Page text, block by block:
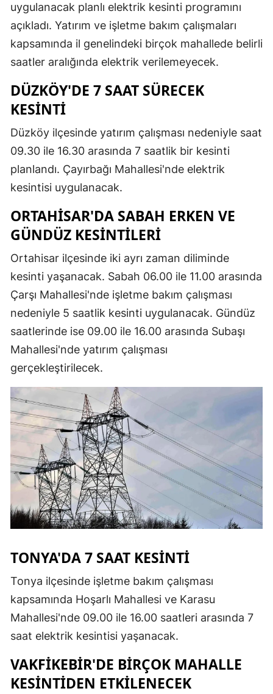
uygulanacak planlı elektrik kesinti programını
açıkladı. Yatırım ve işletme bakım çalışmaları
kapsamında il genelindeki birçok mahallede belirli
saatler aralığında elektrik verilemeyecek.
DÜZKÖY'DE 7 SAAT SÜRECEK
KESİNTİ
Düzköy ilçesinde yatırım çalışması nedeniyle saat
09.30 ile 16.30 arasında 7 saatlik bir kesinti
planlandı. Çayırbağı Mahallesi'nde elektrik
kesintisi uygulanacak.
ORTAHİSAR'DA SABAH ERKEN VE
GÜNDÜZ KESİNTİLERİ
Ortahisar ilçesinde iki ayrı zaman diliminde
kesinti yaşanacak. Sabah 06.00 ile 11.00 arasında
Çarşı Mahallesi'nde işletme bakım çalışması
nedeniyle 5 saatlik kesinti uygulanacak. Gündüz
saatlerinde ise 09.00 ile 16.00 arasında Subaşı
Mahallesi'nde yatırım çalışması
gerçekleştirilecek.
TONYA'DA 7 SAAT KESİNTI
Tonya ilçesinde işletme bakım çalışması
kapsamında Hoşarlı Mahallesi ve Karasu
Mahallesi'nde 09.00 ile 16.00 saatleri arasında 7
saat elektrik kesintisi yaşanacak.
VAKFİKEBİR'DE BİRÇOK MAHALLE
KESİNTİDEN ETKİLENECEK